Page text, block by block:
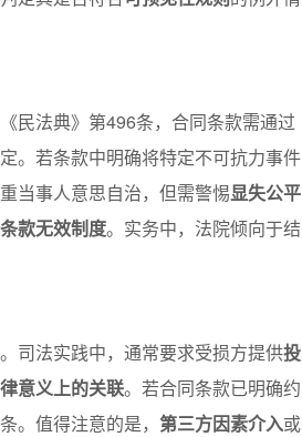
民法典》第496条，合同条款需通过
。若条款中明确将特定不可抗力事件
当事人意思自治，但需警惕显失公平
款无效制度。实务中，法院倾向于结
司法实践中，通常要求受损方提供投
意义上的关联。若合同条款已明确约
。值得注意的是， 第三方因素介入或